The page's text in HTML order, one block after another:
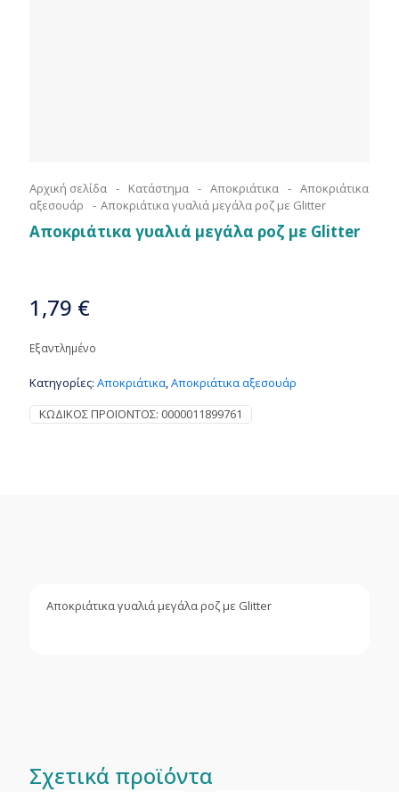
Αρχική σελίδα - Κατάστημα - Αποκριάτικα - Αποκριάτικα
αξεσουάρ
- Αποκριάτικα γυαλιά μεγάλα ροζ με Glitter
Αποκριάτικα γυαλιά μεγάλα ροζ με Glitter
1,79 €
Εξαντλημένο
Κατηγορίες: Αποκριάτικα,Αποκριάτικα αξεσουάρ
ΚΩΔΙΚΌΣ ΠΡΟΪΌΝΤΟΣ: 0000011899761
Αποκριάτικα γυαλιά μεγάλα ροζ με Glitter
Σχετικά προϊόντα